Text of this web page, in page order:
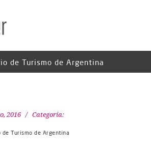
de Turismo de Argentina
2016 Categoría:
Turismo de Argentina